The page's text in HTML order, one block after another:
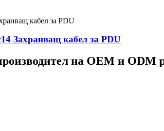
Захранващ кабел за PDU
на OEM и ODM